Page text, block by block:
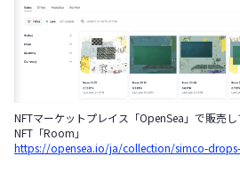
NFTマーケットプレイス「OpenSea」で販売
NFT「Room」
https://opensea.io/ja/collection/simco-